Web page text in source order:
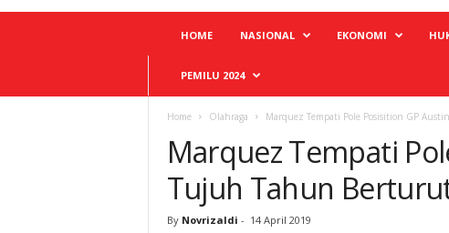
HOME NASIONAL EKONOMI
PEMILU 2024
Home Olahraga Marquez Tempati Pole Posisition GP
Marquez Tempati
Tujuh Tahun
By Novrizaldi - 14 April 2019